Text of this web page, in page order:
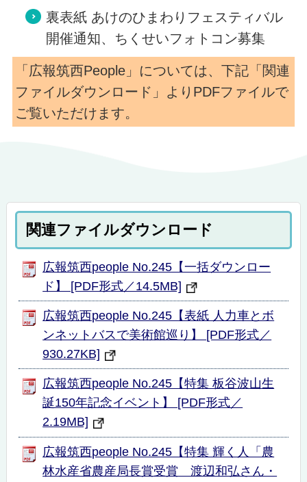
裏表紙 あけのひまわりフェスティバル
開催通知、ちくせいフォトコン募集
「広報筑西People」については、下記「関連
ファイルダウンロード」よりPDFファイルで
ご覧いただけます。
関連ファイルダウンロード
広報筑西people No.245【一括ダウンロー
ド】 [PDF形式／14.5MB]
広報筑西people No.245【表紙 人力車とボ
ンネットバスで美術館巡り】 [PDF形式／
930.27KB]
広報筑西people No.245【特集 板谷波山生
誕150年記念イベント】 [PDF形式／
2.19MB]
広報筑西people No.245【特集 輝く人「農
林水産省農産局長賞受賞 渡辺和弘さん・